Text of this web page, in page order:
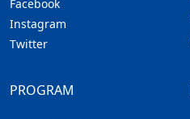
Facebook
Instagram
Twitter
PROGRAM